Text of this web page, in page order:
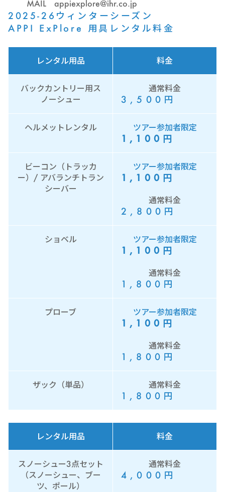
MAIL appiexplore@ihr.co.jp
2025-26ウィンターシーズン
APPI ExPlore 用具レンタル料金
レンタル用品 料金
バックカントリー用ス
ノーシュー
通常料金
3,500 円
ヘルメットレンタル ツアー参加者限定
1,100 円
ビーコン（トラッカ
ー）/ アバランチトラン
シーバー
ツアー参加者限定
1,100 円
通常料金
2,800 円
ショベル ツアー参加者限定
1,100 円
通常料金
1,800 円
プローブ ツアー参加者限定
1,100 円
通常料金
1,800 円
ザック（単品） 通常料金
1,800 円
レンタル用品 料金
スノーシュー3点セット
（スノーシュー、ブー
ツ、ポール）
通常料金
4,000 円